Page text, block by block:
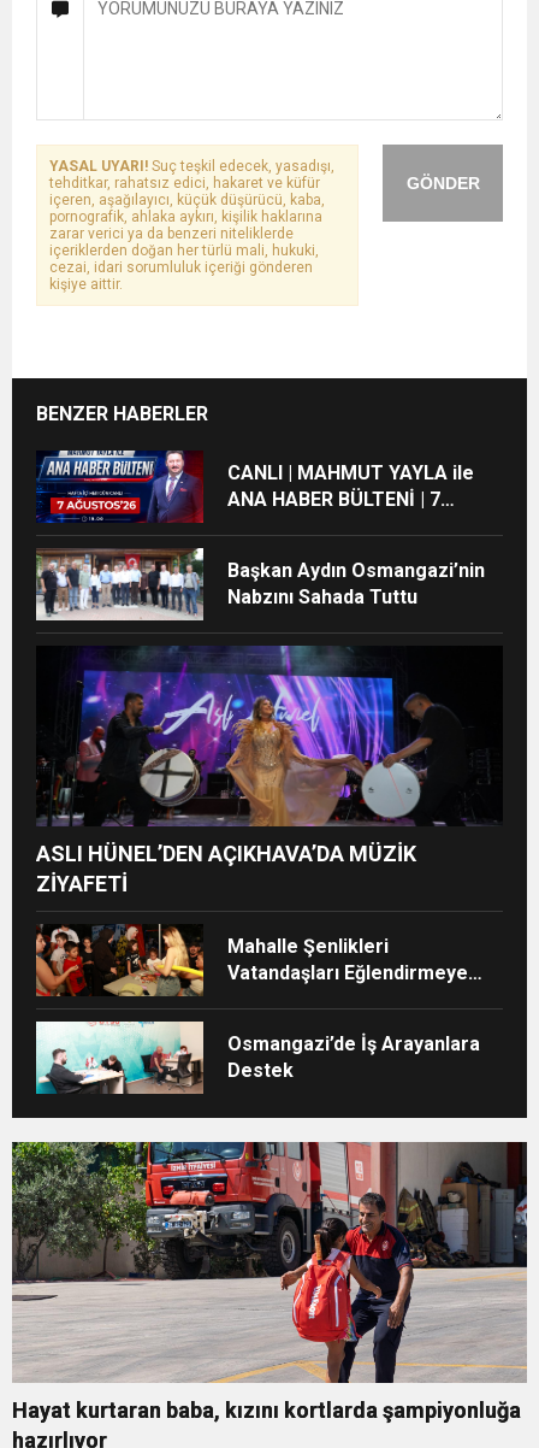
GÖNDER
YASAL UYARI! Suç teşkil edecek, yasadışı,
tehditkar, rahatsız edici, hakaret ve küfür
içeren, aşağılayıcı, küçük düşürücü, kaba,
pornografik, ahlaka aykırı, kişilik haklarına
zarar verici ya da benzeri niteliklerde
içeriklerden doğan her türlü mali, hukuki,
cezai, idari sorumluluk içeriği gönderen
kişiye aittir.
BENZER HABERLER
CANLI | MAHMUT YAYLA ile
ANA HABER BÜLTENİ | 7
Başkan Aydın Osmangazi’nin
Nabzını Sahada Tuttu
ASLI HÜNEL’DEN AÇIKHAVA’DA MÜZİK
ZİYAFETİ
Mahalle Şenlikleri
Vatandaşları Eğlendirmeye
Osmangazi’de İş Arayanlara
Destek
Hayat kurtaran baba, kızını kortlarda şampiyonluğa
hazırlıyor